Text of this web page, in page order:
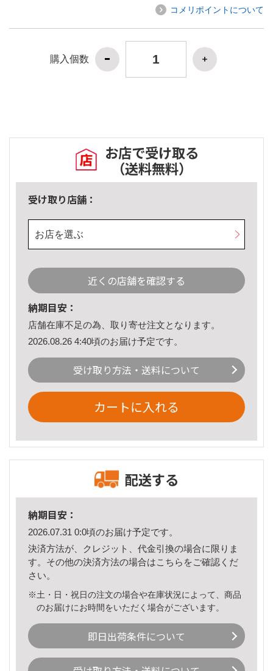
コメリポイントについて
購入個数
お店で受け取る
（送料無料）
受け取り店舗：
お店を選ぶ
近くの店舗を確認する
納期目安：
店舗在庫不足の為、取り寄せ注文となります。
2026.08.26 4:40頃のお届け予定です。
受け取り方法・送料について
カートに入れる
配送する
納期目安：
2026.07.31 0:0頃のお届け予定です。
決済方法が、クレジット、代金引換の場合に限りま
す。その他の決済方法の場合はこちら をご確認くだ
さい。
※土・日・祝日の注文の場合や在庫状況によって、商品
のお届けにお時間をいただく場合がございます。
即日出荷条件について